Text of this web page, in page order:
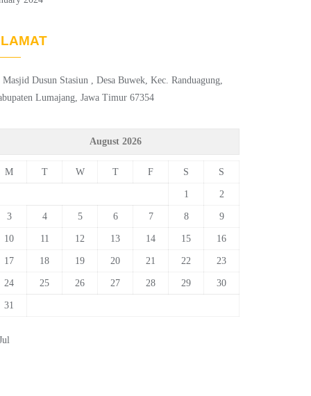
Masjid Dusun Stasiun , Desa Buwek, Kec. Randuagung,
Lumajang, Jawa Timur 67354
August 2026
M T W T F S S
1 2
3 4 5 6 7 8 9
10 11 12 13 14 15 16
17 18 19 20 21 22 23
24 25 26 27 28 29 30
31